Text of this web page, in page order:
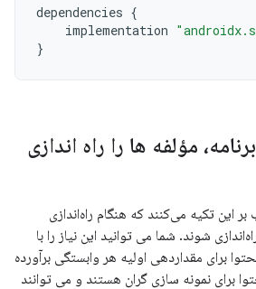
dependencies {
implementation
}
مؤلفه ها را راه اندازی
بر این تکیه می‌کنند که هنگام راه‌اندازی
شوند. شما می توانید این نیاز را با
برای مقداردهی اولیه هر وابستگی برآورده
برای نمونه سازی گران هستند و می توانند